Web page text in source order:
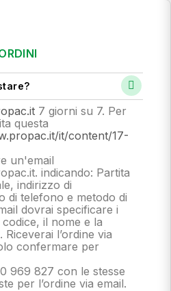
7 giorni su 7. Per
questa
it/content/17-
un'email
. indicando: Partita
indirizzo di
di telefono e metodo di
dovrai specificare i
il nome e la
l’ordine via
confermare per
969 827 con le stesse
per l’ordine via email.